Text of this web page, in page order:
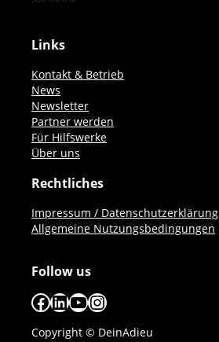
Links
Kontakt & Betrieb
News
Newsletter
Partner werden
Für Hilfswerke
Über uns
Rechtliches
Impressum / Datenschutzerklärung
Allgemeine Nutzungsbedingungen
Follow us
Facebook
LinkedIn
YouTube
Instagram
Copyright © DeinAdieu